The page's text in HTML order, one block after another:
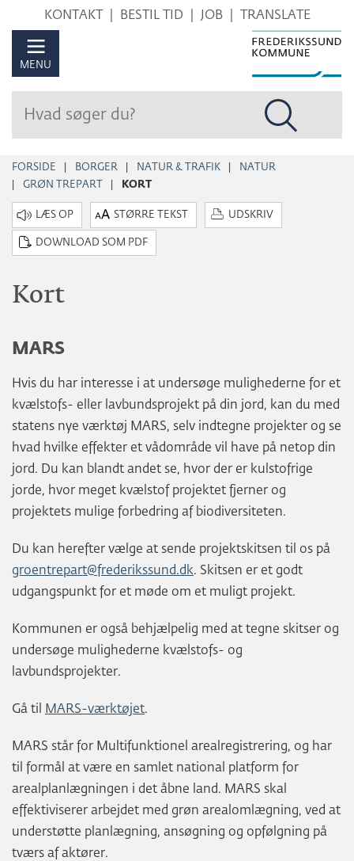
Hop
KONTAKT BESTIL TID JOB TRANSLATE
MENU
FORSIDE BORGER NATUR & TRAFIK
NATUR
GRØN TREPART
KORT
STØRRE TEKST UDSKRIV
DOWNLOAD SOM PDF
Kort
MARS
Hvis du har interesse i at undersøge mulighederne for et
kvælstofs- eller lavbundsprojekt på din jord, kan du med
statens nye værktøj MARS, selv indtegne projekter og se
hvad hvilke effekter et vådområde vil have på netop din
jord. Du kan blandt andet se, hvor der er kulstofrige
jorde, hvor meget kvælstof projektet fjerner og
projektets mulige forbedring af biodiversiteten.
Du kan herefter vælge at sende projektskitsen til os på
groentrepart@frederikssund.dk. Skitsen er et godt
udgangspunkt for et møde om et muligt projekt.
Kommunen er også behjælpelig med at tegne skitser og
undersøge mulighederne kvælstofs- og
lavbundsprojekter.
Gå til MARS-værktøjet.
MARS står for Multifunktionel arealregistrering, og har
til formål at være en samlet national platform for
arealplanlægningen i det åbne land. MARS skal
effektiviserer arbejdet med grøn arealomlægning, ved at
understøtte planlægning, ansøgning og opfølgning på
tværs af aktører.